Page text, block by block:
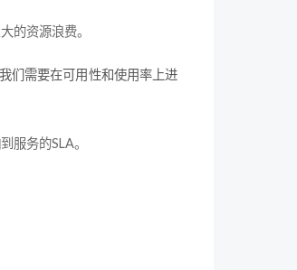
的资源浪费。
们需要在可用性和使用率上进
服务的SLA。